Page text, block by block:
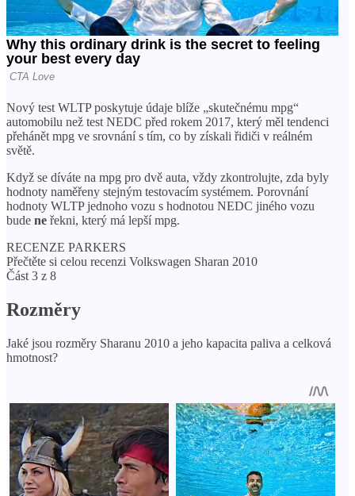
Nový test WLTP poskytuje údaje blíže „skutečnému mpg“
automobilu než test NEDC před rokem 2017, který měl tendenci
přehánět mpg ve srovnání s tím, co by získali řidiči v reálném
světě.
Když se díváte na mpg pro dvě auta, vždy zkontrolujte, zda byly
hodnoty naměřeny stejným testovacím systémem. Porovnání
hodnoty WLTP jednoho vozu s hodnotou NEDC jiného vozu
bude ne řekni, který má lepší mpg.
RECENZE PARKERS
Přečtěte si celou recenzi Volkswagen Sharan 2010
Část 3 z 8
Rozměry
Jaké jsou rozměry Sharanu 2010 a jeho kapacita paliva a celková
hmotnost?